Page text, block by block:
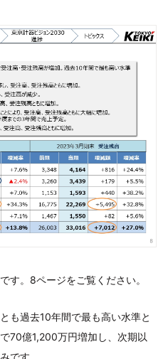
す。8ページをご覧ください。
も過去10年間で最も高い水準と
70億1,200万円増加し、次期以
です。